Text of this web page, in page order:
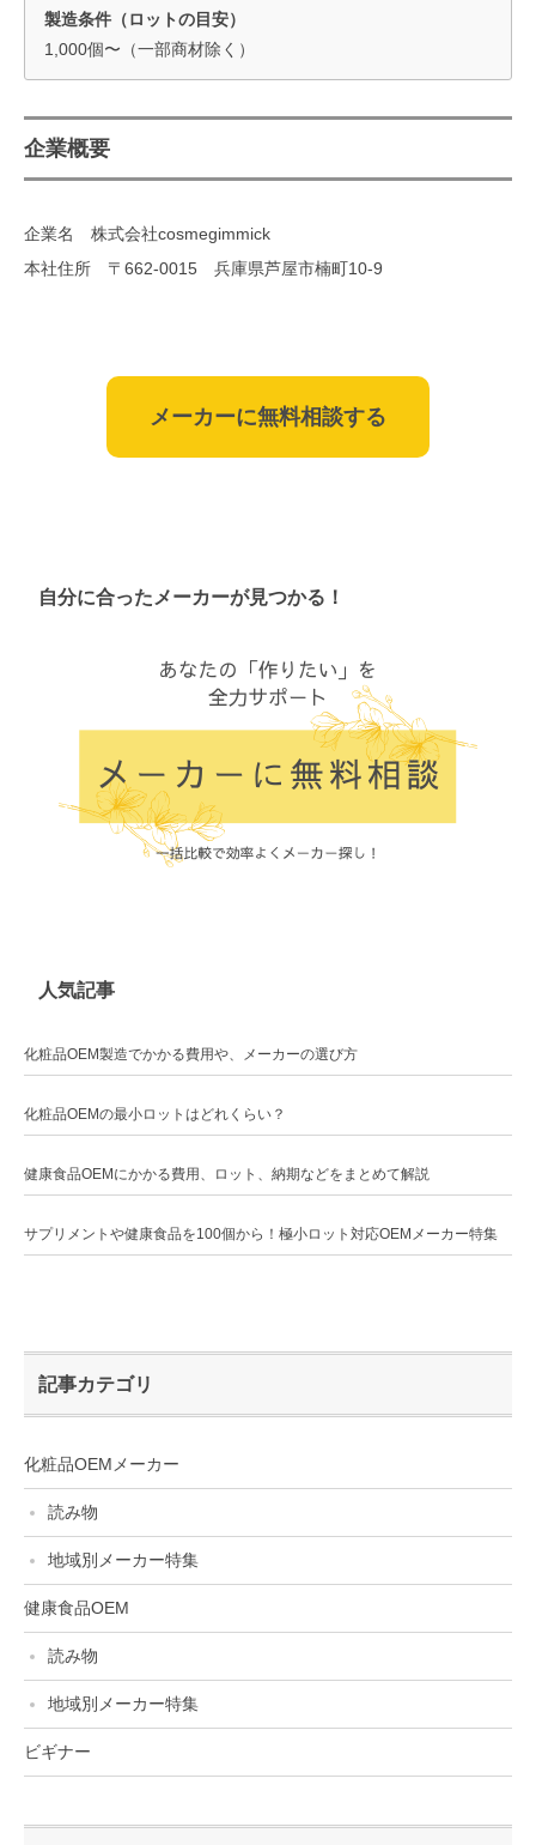
製造条件（ロットの目安）
1,000個〜（一部商材除く）
企業概要
企業名 株式会社cosmegimmick
本社住所 〒662-0015 兵庫県芦屋市楠町10-9
メーカーに無料相談する
自分に合ったメーカーが見つかる！
人気記事
化粧品OEM製造でかかる費用や、メーカーの選び方
化粧品OEMの最小ロットはどれくらい？
健康食品OEMにかかる費用、ロット、納期などをまとめて解説
サプリメントや健康食品を100個から！極小ロット対応OEMメーカー特集
記事カテゴリ
化粧品OEMメーカー
読み物
地域別メーカー特集
健康食品OEM
読み物
地域別メーカー特集
ビギナー